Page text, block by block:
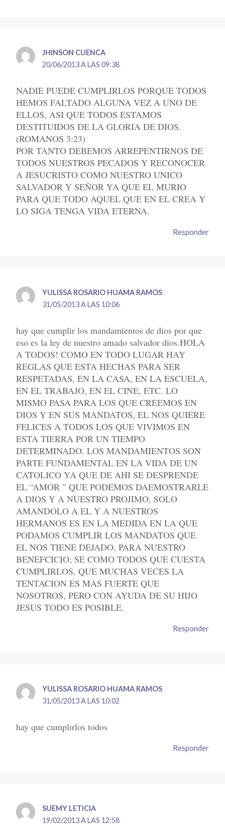
JHINSON CUENCA
20/06/2013 A LAS 09:38
NADIE PUEDE CUMPLIRLOS PORQUE TODOS
HEMOS FALTADO ALGUNA VEZ A UNO DE
ELLOS, ASI QUE TODOS ESTAMOS
DESTITUIDOS DE LA GLORIA DE DIOS.
(ROMANOS 3:23)
POR TANTO DEBEMOS ARREPENTIRNOS DE
TODOS NUESTROS PECADOS Y RECONOCER
A JESUCRISTO COMO NUESTRO UNICO
SALVADOR Y SEÑOR YA QUE EL MURIO
PARA QUE TODO AQUEL QUE EN EL CREA Y
LO SIGA TENGA VIDA ETERNA.
Responder
YULISSA ROSARIO HUAMA RAMOS
31/05/2013 A LAS 10:06
hay que cumplir los mandamientos de dios por que
eso es la ley de nuestro amado salvador dios.HOLA
A TODOS! COMO EN TODO LUGAR HAY
REGLAS QUE ESTA HECHAS PARA SER
RESPETADAS, EN LA CASA, EN LA ESCUELA,
EN EL TRABAJO, EN EL CINE, ETC. LO
MISMO PASA PARA LOS QUE CREEMOS EN
DIOS Y EN SUS MANDATOS, EL NOS QUIERE
FELICES A TODOS LOS QUE VIVIMOS EN
ESTA TIERRA POR UN TIEMPO
DETERMINADO. LOS MANDAMIENTOS SON
PARTE FUNDAMENTAL EN LA VIDA DE UN
CATOLICO YA QUE DE AHI SE DESPRENDE
EL “AMOR ” QUE PODEMOS DAEMOSTRARLE
A DIOS Y A NUESTRO PROJIMO, SOLO
AMANDOLO A EL Y A NUESTROS
HERMANOS ES EN LA MEDIDA EN LA QUE
PODAMOS CUMPLIR LOS MANDATOS QUE
EL NOS TIENE DEJADO, PARA NUESTRO
BENEFCICIO; SE COMO TODOS QUE CUESTA
CUMPLIRLOS, QUE MUCHAS VECES LA
TENTACION ES MAS FUERTE QUE
NOSOTROS, PERO CON AYUDA DE SU HIJO
JESUS TODO ES POSIBLE.
Responder
YULISSA ROSARIO HUAMA RAMOS
31/05/2013 A LAS 10:02
hay que cumplirlos todos
Responder
SUEMY LETICIA
19/02/2013 A LAS 12:58